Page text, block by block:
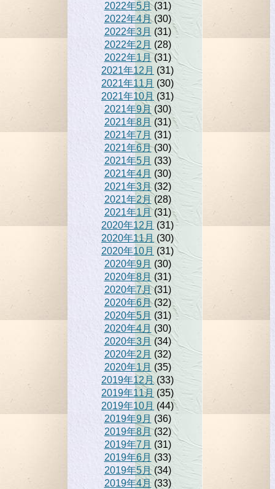
2022年5月(31)
2022年4月(30)
2022年3月 (31)
2022年2月 (28)
2022年1月 (31)
2021年12月 (31)
2021年11月 (30)
2021年10月 (31)
2021年9月(30)
2021年8月 (31)
2021年7月(31)
2021年6月(30)
2021年5月 (33)
2021年4月 (30)
2021年3月(32)
2021年2月(28)
2021年1月(31)
2020年12月 (31)
2020年11月 (30)
2020年10月 (31)
2020年9月 (30)
2020年8月 (31)
2020年7月(31)
2020年6月(32)
2020年5月 (31)
2020年4月 (30)
2020年3月 (34)
2020年2月 (32)
2020年1月 (35)
2019年12月(33)
2019年11月 (35)
2019年10月 (44)
2019年9月 (36)
2019年8月(32)
2019年7月 (31)
2019年6月 (33)
2019年5月(34)
2019年4月(33)